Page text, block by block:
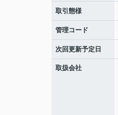
取引態様
管理コード
次回更新予定日
取扱会社